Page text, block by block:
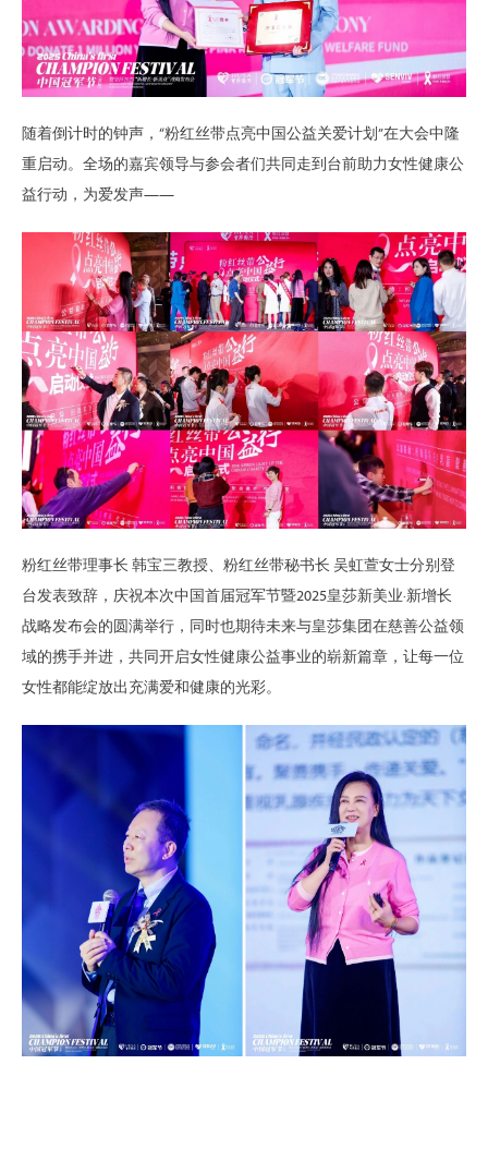
随着倒计时的钟声，“粉红丝带点亮中国公益关爱计划”在大会中隆
重启动。全场的嘉宾领导与参会者们共同走到台前助力女性健康公
益行动，为爱发声——
粉红丝带理事长 韩宝三教授、粉红丝带秘书长 吴虹萱女士分别登
台发表致辞，庆祝本次中国首届冠军节暨2025皇莎新美业·新增长
战略发布会的圆满举行，同时也期待未来与皇莎集团在慈善公益领
域的携手并进，共同开启女性健康公益事业的崭新篇章，让每一位
女性都能绽放出充满爱和健康的光彩。